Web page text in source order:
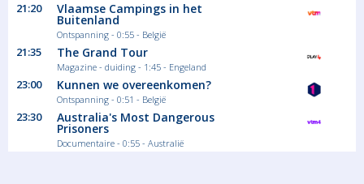
21:20 Vlaamse Campings in het
Buitenland
Ontspanning - 0:55 - België
21:35 The Grand Tour
Magazine - duiding - 1:45 - Engeland
23:00 Kunnen we overeenkomen?
Ontspanning - 0:51 - België
23:30 Australia's Most Dangerous
Prisoners
Documentaire - 0:55 - Australië